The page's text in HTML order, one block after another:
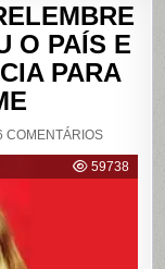
O PAÍS E
PARA
COMENTÁRIOSEM
59738